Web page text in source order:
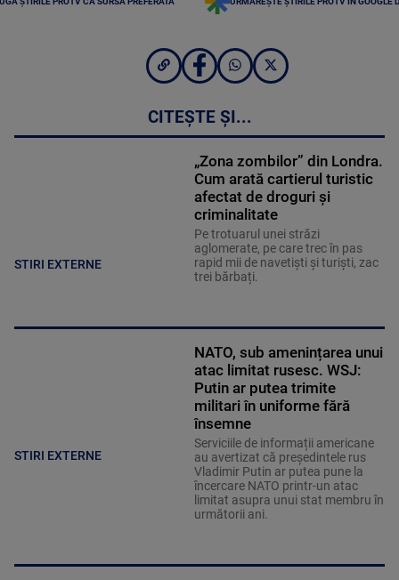
CITEȘTE ȘI...
STIRI EXTERNE
„Zona zombilor” din Londra.
Cum arată cartierul turistic
afectat de droguri și
criminalitate
Pe trotuarul unei străzi
aglomerate, pe care trec în pas
rapid mii de navetiști și turiști, zac
trei bărbați.
STIRI EXTERNE
NATO, sub amenințarea unui
atac limitat rusesc. WSJ:
Putin ar putea trimite
militari în uniforme fără
însemne
Serviciile de informații americane
au avertizat că președintele rus
Vladimir Putin ar putea pune la
încercare NATO printr-un atac
limitat asupra unui stat membru în
următorii ani.